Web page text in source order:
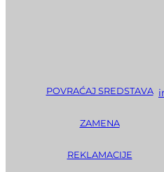
POVRAĆAJ SREDSTAVA
ZAMENA
REKLAMACIJE